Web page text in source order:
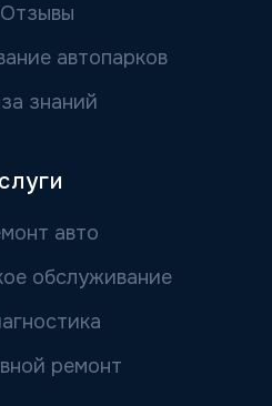
Отзывы
автопарков
знаний
авто
обслуживание
ремонт